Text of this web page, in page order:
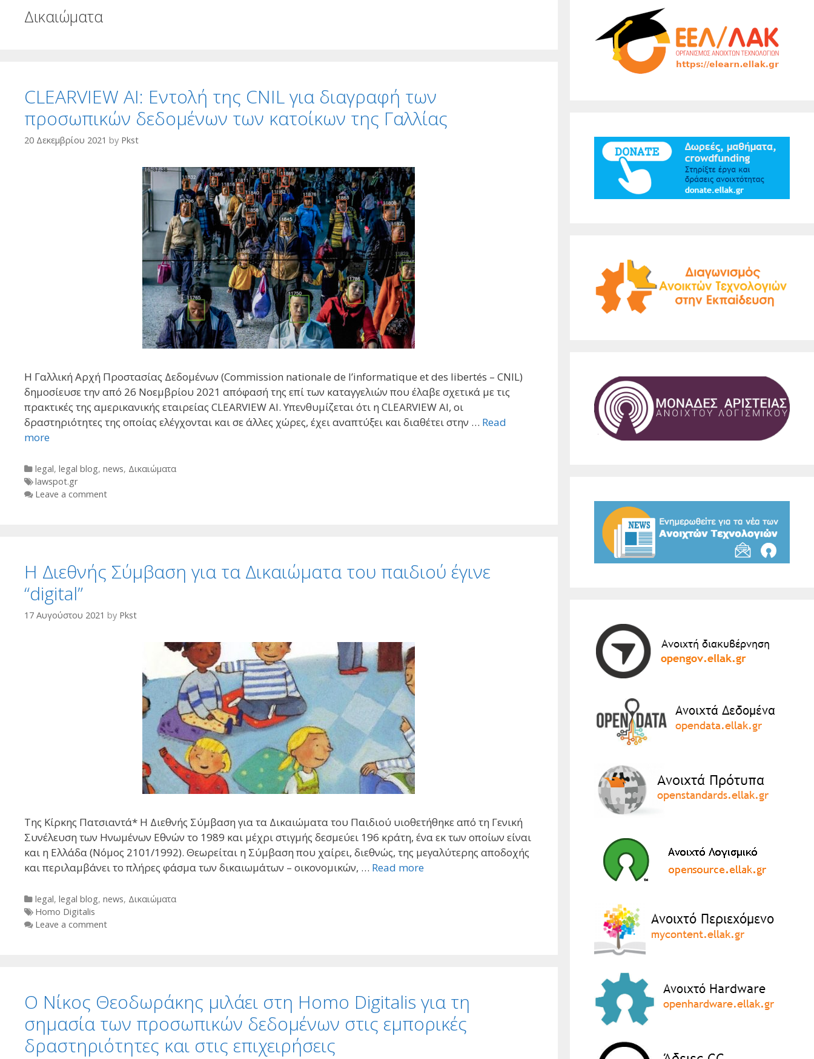
Δικαιώματα
CLEARVIEW AI: Εντολή της CNIL για διαγραφή των
προσωπικών δεδομένων των κατοίκων της Γαλλίας
20 Δεκεμβρίου 2021 by Pkst
Η Γαλλική Αρχή Προστασίας Δεδομένων (Commission nationale de l’informatique et des libertés – CNIL)
δημοσίευσε την από 26 Νοεμβρίου 2021 απόφασή της επί των καταγγελιών που έλαβε σχετικά με τις
πρακτικές της αμερικανικής εταιρείας CLEARVIEW AI. Υπενθυμίζεται ότι η CLEARVIEW AI, οι
δραστηριότητες της οποίας ελέγχονται και σε άλλες χώρες, έχει αναπτύξει και διαθέτει στην … Read
more
Categories
legal, legal blog, news, Δικαιώματα
Tags
lawspot.gr
Leave a comment
Η Διεθνής Σύμβαση για τα Δικαιώματα του παιδιού έγινε
“digital”
17 Αυγούστου 2021 by Pkst
Της Κίρκης Πατσιαντά* Η Διεθνής Σύμβαση για τα Δικαιώματα του Παιδιού υιοθετήθηκε από τη Γενική
Συνέλευση των Ηνωμένων Εθνών το 1989 και μέχρι στιγμής δεσμεύει 196 κράτη, ένα εκ των οποίων είναι
και η Ελλάδα (Νόμος 2101/1992). Θεωρείται η Σύμβαση που χαίρει, διεθνώς, της μεγαλύτερης αποδοχής
και περιλαμβάνει το πλήρες φάσμα των δικαιωμάτων – οικονομικών, … Read more
Categories
legal, legal blog, news, Δικαιώματα
Tags
Homo Digitalis
Leave a comment
Ο Νίκος Θεοδωράκης μιλάει στη Homo Digitalis για τη
σημασία των προσωπικών δεδομένων στις εμπορικές
δραστηριότητες και στις επιχειρήσεις